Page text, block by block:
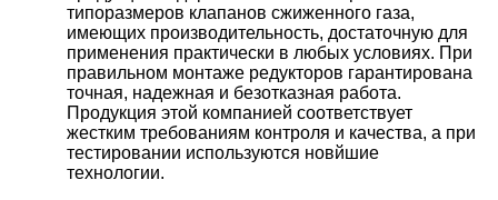
типоразмеров клапанов сжиженного газа,
имеющих производительность, достаточную для
применения практически в любых условиях. При
правильном монтаже редукторов гарантирована
точная, надежная и безотказная работа.
Продукция этой компанией соответствует
жестким требованиям контроля и качества, а при
тестировании используются новйшие
технологии.